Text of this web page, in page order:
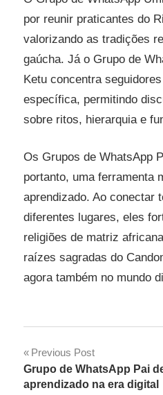
por reunir praticantes do
valorizando as tradições
gaúcha. Já o Grupo de
Ketu concentra
específica, permitindo
sobre ritos, hierarquia e
Os Grupos de WhatsApp
portanto, uma ferramenta
aprendizado. Ao conectar
diferentes lugares, eles
religiões de matriz
raízes sagradas do
agora também no mundo
Navegação
de
Previous Post
Grupo de WhatsApp Pai
aprendizado na era digital